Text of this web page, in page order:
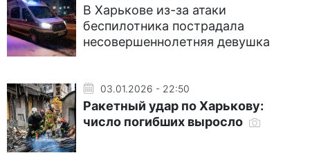
В Харькове из-за атаки
беспилотника пострадала
несовершеннолетняя девушка
03.01.2026 - 22:50
Ракетный удар по Харькову:
число погибших выросло